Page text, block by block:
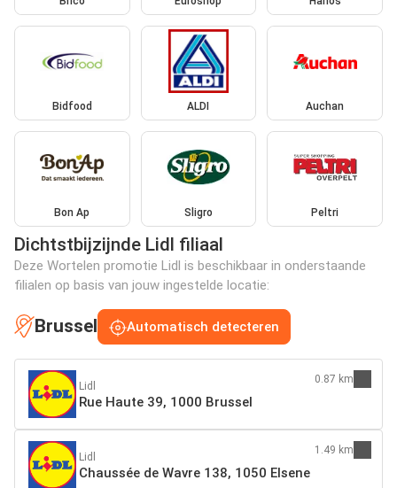
Bidfood ALDI Auchan
Bon Ap Sligro Peltri
Dichtstbijzijnde Lidl filiaal
Deze Wortelen promotie Lidl is beschikbaar in onderstaande
filialen op basis van jouw ingestelde locatie:
Brussel Automatisch detecteren
Lidl
Rue Haute 39, 1000 Brussel
0.87 km
Lidl
Chaussée de Wavre 138, 1050 Elsene
1.49 km